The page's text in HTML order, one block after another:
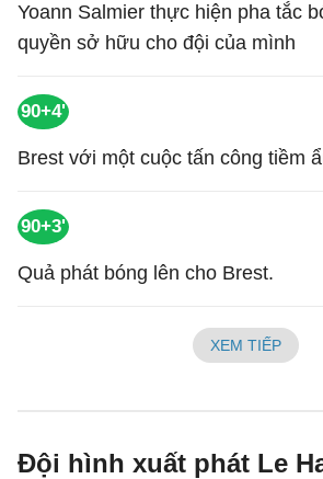
Yoann Salmier thực hiện pha tắc
quyền sở hữu cho đội của mình
90+4'
Brest với một cuộc tấn công tiềm
90+3'
Quả phát bóng lên cho Brest.
XEM TIẾP
Đội hình xuất phát Le